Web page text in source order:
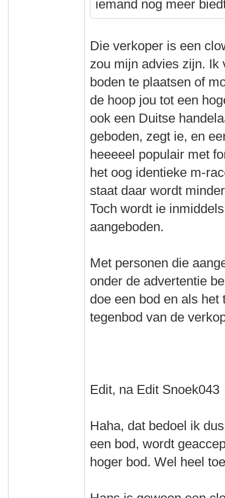
iemand nog meer
Die verkoper is een
zou mijn advies zijn. Ik
boden te plaatsen of
de hoop jou tot een
ook een Duitse
geboden, zegt ie, en
heeeeel populair met
het oog identieke m-
staat daar wordt
Toch wordt ie
aangeboden.
Met personen die
onder de advertentie
doe een bod en als
tegenbod van de
Edit, na Edit Snoek043
Haha, dat bedoel ik
een bod, wordt
hoger bod. Wel heel